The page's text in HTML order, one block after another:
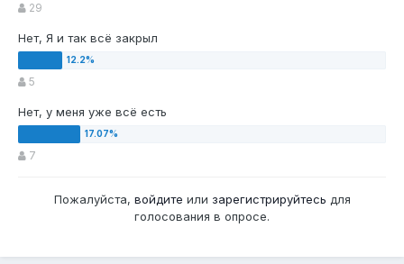
29
Нет, Я и так всё закрыл
5
Нет, у меня уже всё есть
7
Пожалуйста, войдите или зарегистрируйтесь для
голосования в опросе.